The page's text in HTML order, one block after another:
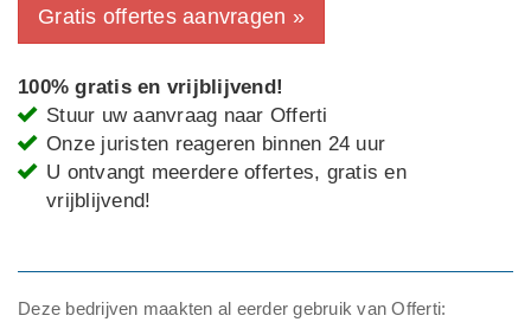
Gratis offertes aanvragen »
100% gratis en vrijblijvend!
Stuur uw aanvraag naar Offerti
Onze juristen reageren binnen 24 uur
U ontvangt meerdere offertes, gratis en
vrijblijvend!
Deze bedrijven maakten al eerder gebruik van Offerti: